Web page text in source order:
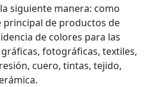
siguiente manera: como
de productos de
de colores para las
fotográficas, textiles,
cuero, tintas, tejido,